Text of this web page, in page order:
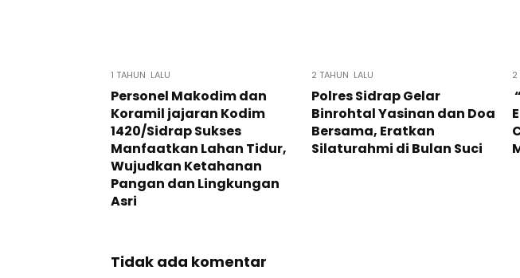
1 TAHUN LALU
Personel Makodim dan
Koramil jajaran Kodim
1420/Sidrap Sukses
Manfaatkan Lahan Tidur,
Wujudkan Ketahanan
Pangan dan Lingkungan
Asri
2 TAHUN LALU
Polres Sidrap Gelar
Binrohtal Yasinan dan Doa
Bersama, Eratkan
Silaturahmi di Bulan Suci
2
Tidak ada komentar